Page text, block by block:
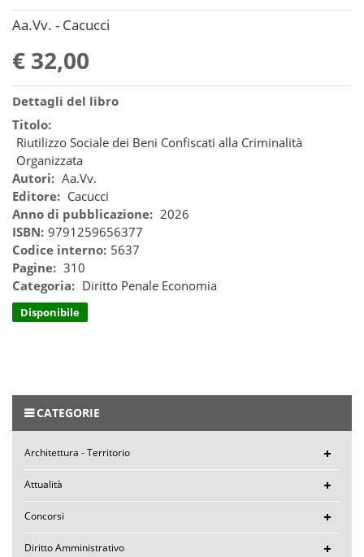
Aa.Vv. - Cacucci
€ 32,00
Dettagli del libro
Titolo:
Riutilizzo Sociale dei Beni Confiscati alla Criminalità
Organizzata
Autori: Aa.Vv.
Editore: Cacucci
Anno di pubblicazione: 2026
ISBN: 9791259656377
Codice interno: 5637
Pagine: 310
Categoria: Diritto Penale Economia
Disponibile
CATEGORIE
Architettura - Territorio
Attualità
Concorsi
Diritto Amministrativo